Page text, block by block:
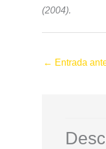
(2004).
← Entrada